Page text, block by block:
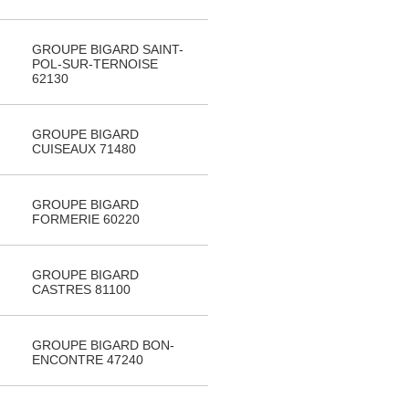
GROUPE BIGARD SAINT-
POL-SUR-TERNOISE
62130
GROUPE BIGARD
CUISEAUX 71480
GROUPE BIGARD
FORMERIE 60220
GROUPE BIGARD
CASTRES 81100
GROUPE BIGARD BON-
ENCONTRE 47240